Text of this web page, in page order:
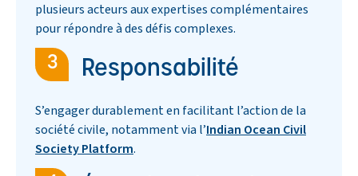
plusieurs acteurs aux expertises complémentaires
pour répondre à des défis complexes.
Responsabilité
S’engager durablement en facilitant l’action de la
société civile, notamment via l’Indian Ocean Civil
Society Platform.